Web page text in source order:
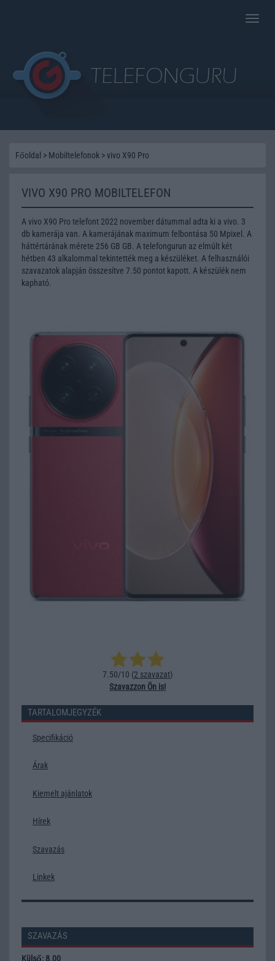
Toggle
Főoldal > Mobiltelefonok >vivo X90 Pro
VIVO X90 PRO MOBILTELEFON
A vivo X90 Pro telefont 2022 november dátummal adta ki a vivo. 3
db kamerája van. A kamerájának maximum felbontása 50 Mpixel. A
háttértárának mérete 256 GB GB. A telefongurun az elmúlt két
hétben 43 alkalommal tekintették meg a készüléket. A felhasználói
szavazatok alapján összesítve 7.50 pontot kapott. A készülék nem
kapható.
7.50/10 (2 szavazat)
Szavazzon Ön is!
TARTALOMJEGYZÉK
Specifikáció
Árak
Kiemelt ajánlatok
Hírek
Szavazás
Linkek
SZAVAZÁS
Külső: 8.00